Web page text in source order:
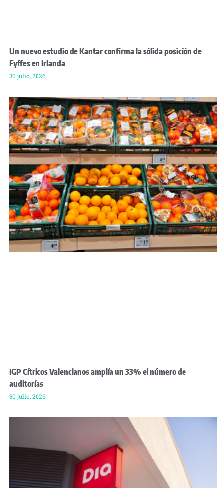
Un nuevo estudio de Kantar confirma la sólida posición de
Fyffes en Irlanda
30 julio, 2026
IGP Cítricos Valencianos amplía un 33% el número de
auditorías
30 julio, 2026